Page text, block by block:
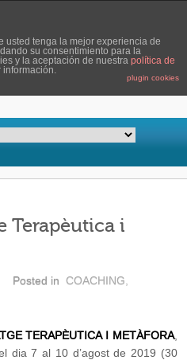
Terapèutica i
Posted in COACHING
TERAPÈUTICA I METÀFORA,
dia 7 al 10 d’agost de 2019 (30
usted tenga la mejor experiencia de
su consentimiento para la
y la aceptación de nuestra política de
información.
plugin cookies